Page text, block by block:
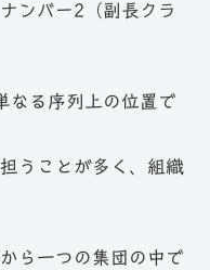
ンバー2（副長クラ
なる序列上の位置で
うことが多く、組織
ら一つの集団の中で